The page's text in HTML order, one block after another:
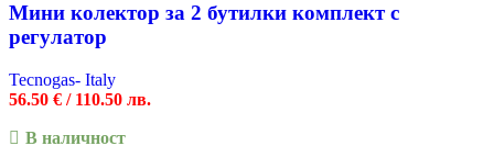
Мини колектор за 2 бутилки комплект с
регулатор
Tecnogas- Italy
56.50 € / 110.50 лв.
В наличност